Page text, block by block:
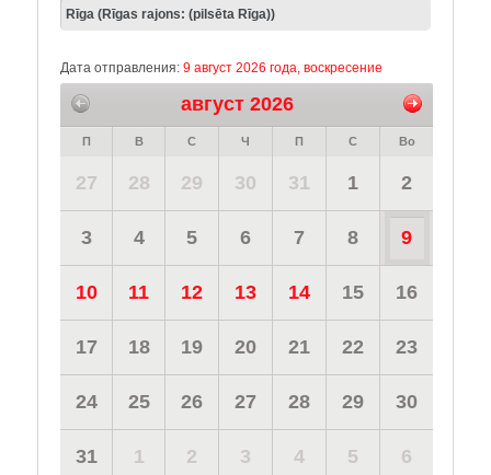
Дата отправления: 9 август 2026 года, воскресение
август 2026
П В С Ч П С Во
27 28 29 30 31 1 2
3 4 5 6 7 8 9
10 11 12 13 14 15 16
17 18 19 20 21 22 23
24 25 26 27 28 29 30
31 1 2 3 4 5 6